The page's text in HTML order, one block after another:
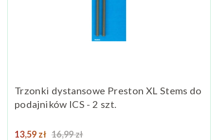
Trzonki dystansowe Preston XL Stems do
podajników ICS - 2 szt.
Cena
13,59 zł Cena podstawowa
16,99 zł